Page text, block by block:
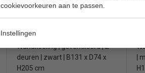
cookievoorkeuren aan te passen.
Instellingen
Wandkoeling | geventileerd | 2
deuren | zwart | B131 x D74 x
H205 cm
|